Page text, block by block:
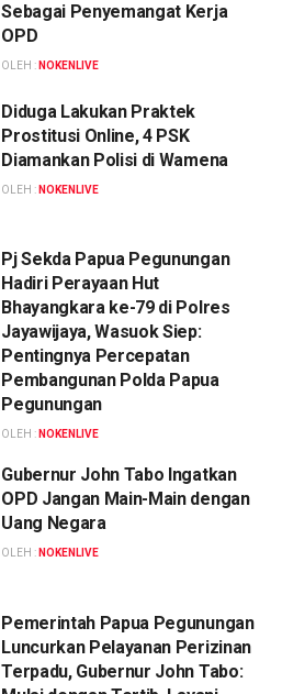
Sebagai Penyemangat Kerja
OPD
OLEH : NOKENLIVE
Diduga Lakukan Praktek
Prostitusi Online, 4 PSK
Diamankan Polisi di Wamena
OLEH : NOKENLIVE
Pj Sekda Papua Pegunungan
Hadiri Perayaan Hut
Bhayangkara ke-79 di Polres
Jayawijaya, Wasuok Siep:
Pentingnya Percepatan
Pembangunan Polda Papua
Pegunungan
OLEH : NOKENLIVE
Gubernur John Tabo Ingatkan
OPD Jangan Main-Main dengan
Uang Negara
OLEH : NOKENLIVE
Pemerintah Papua Pegunungan
Luncurkan Pelayanan Perizinan
Terpadu, Gubernur John Tabo: